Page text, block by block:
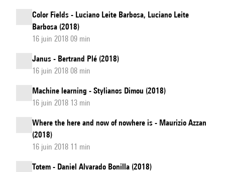
Color Fields - Luciano Leite Barbosa, Luciano Leite
Barbosa (2018)
16 juin 2018 09 min
Janus - Bertrand Plé (2018)
16 juin 2018 08 min
Machine learning - Stylianos Dimou (2018)
16 juin 2018 13 min
Where the here and now of nowhere is - Maurizio Azzan
(2018)
16 juin 2018 11 min
Totem - Daniel Alvarado Bonilla (2018)